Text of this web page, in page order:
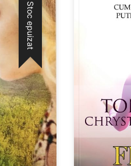
Stoc epuizat